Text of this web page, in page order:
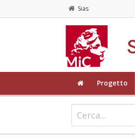
Sias
Progetto